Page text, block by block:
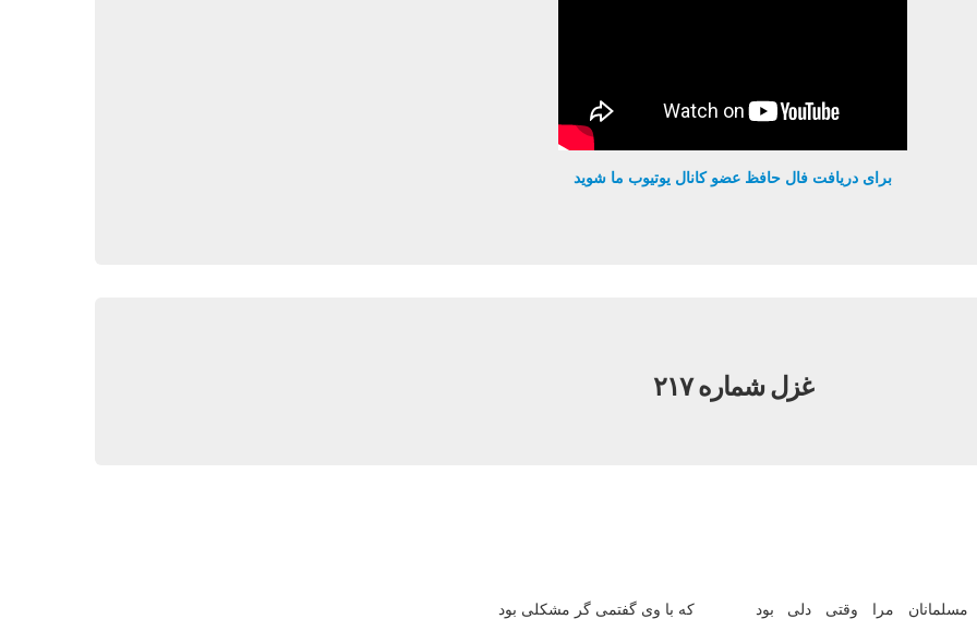
برای دریافت فال حافظ عضو کانال یوتیوب ما شوید
غزل شماره ۲۱۷
مسلمانان مرا وقتی دلی بود که با وی گفتمی گر مشکلی بود